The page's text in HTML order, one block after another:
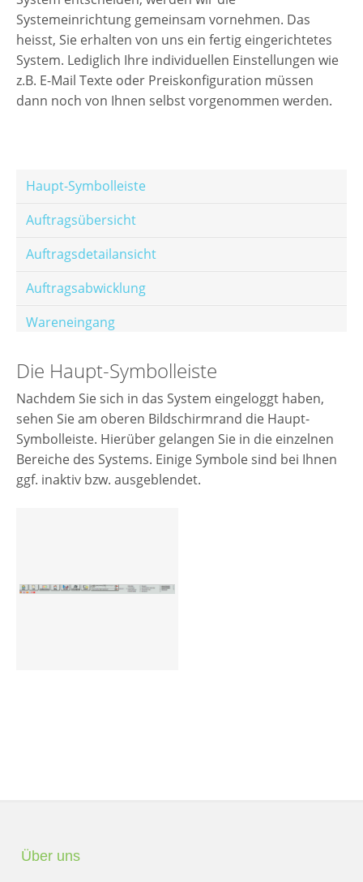
Systemeinrichtung gemeinsam vornehmen. Das
heisst, Sie erhalten von uns ein fertig eingerichtetes
System. Lediglich Ihre individuellen Einstellungen wie
z.B. E-Mail Texte oder Preiskonfiguration müssen
dann noch von Ihnen selbst vorgenommen werden.
Haupt-Symbolleiste
Auftragsübersicht
Auftragsdetailansicht
Auftragsabwicklung
Wareneingang
E-Mail-Templates
Automatische Preisberechnung
Hinterlegen von Festpreisen
Salesrank-Staffeln
Sperrliste
Die Haupt-Symbolleiste
Nachdem Sie sich in das System eingeloggt haben,
sehen Sie am oberen Bildschirmrand die Haupt-
Symbolleiste. Hierüber gelangen Sie in die einzelnen
Bereiche des Systems. Einige Symbole sind bei Ihnen
ggf. inaktiv bzw. ausgeblendet.
Über uns